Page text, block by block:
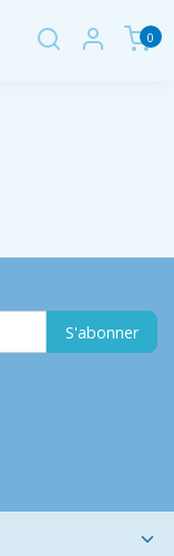
0
S'abonner